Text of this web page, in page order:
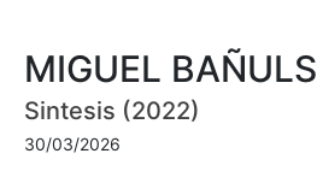
MIGUEL BAÑULS
Sintesis (2022)
30/03/2026